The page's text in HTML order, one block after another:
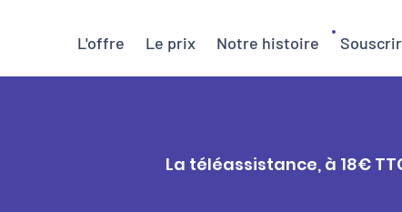
L'offre Le prix Notre histoire
La téléassistance, à 18€